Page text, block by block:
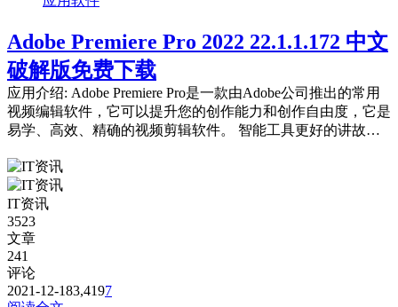
Adobe Premiere Pro 2022 22.1.1.172 中文
破解版免费下载
应用介绍: Adobe Premiere Pro是一款由Adobe公司推出的常用
视频编辑软件，它可以提升您的创作能力和创作自由度，它是
易学、高效、精确的视频剪辑软件。 智能工具更好的讲故
IT资讯
3523
文章
241
评论
2021-12-183,4197